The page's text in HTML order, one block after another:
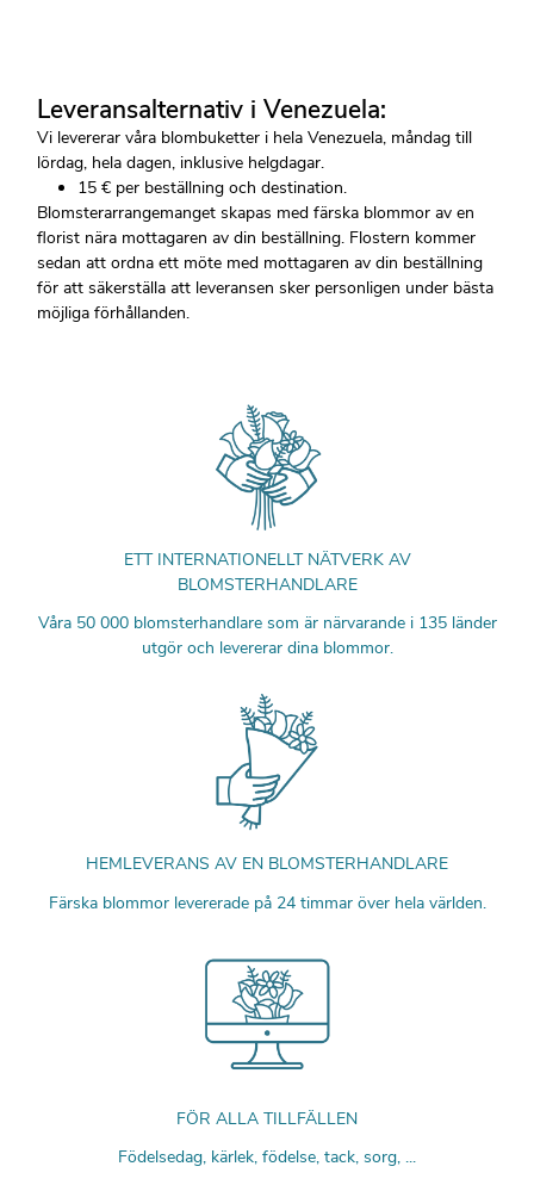
Leveransalternativ i Venezuela:
Vi levererar våra blombuketter i hela Venezuela, måndag till
lördag, hela dagen, inklusive helgdagar.
15 € per beställning och destination.
Blomsterarrangemanget skapas med färska blommor av en
florist nära mottagaren av din beställning. Flostern kommer
sedan att ordna ett möte med mottagaren av din beställning
för att säkerställa att leveransen sker personligen under bästa
möjliga förhållanden.
ETT INTERNATIONELLT NÄTVERK AV
BLOMSTERHANDLARE
Våra 50 000 blomsterhandlare som är närvarande i 135 länder
utgör och levererar dina blommor.
HEMLEVERANS AV EN BLOMSTERHANDLARE
Färska blommor levererade på 24 timmar över hela världen.
FÖR ALLA TILLFÄLLEN
Födelsedag, kärlek, födelse, tack, sorg, ...